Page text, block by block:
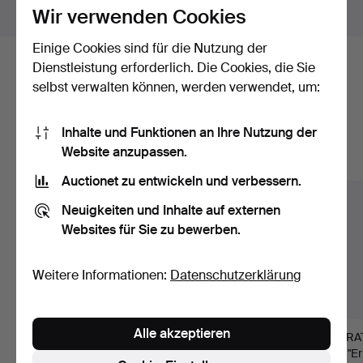
Objekte außerhalb Schweden zeigen
Hier sind Objekte aus unserem
übereinstimmen.
RADIO, VERSTÄRKER,
CD-PLAYER und
TELEFON, Onyx,
Messing, vermutlich
Stk.,
Wir verwenden Cookies
Einige Cookies sind für die Nutzung der
Dienstleistung erforderlich. Die Cookies, die Sie
selbst verwalten können, werden verwendet, um:
Inhalte und Funktionen an Ihre Nutzung der
Website anzupassen.
Auctionet zu entwickeln und verbessern.
Neuigkeiten und Inhalte auf externen
Websites für Sie zu bewerben.
Weitere Informationen: Datenschutzerklärung
Alle akzeptieren